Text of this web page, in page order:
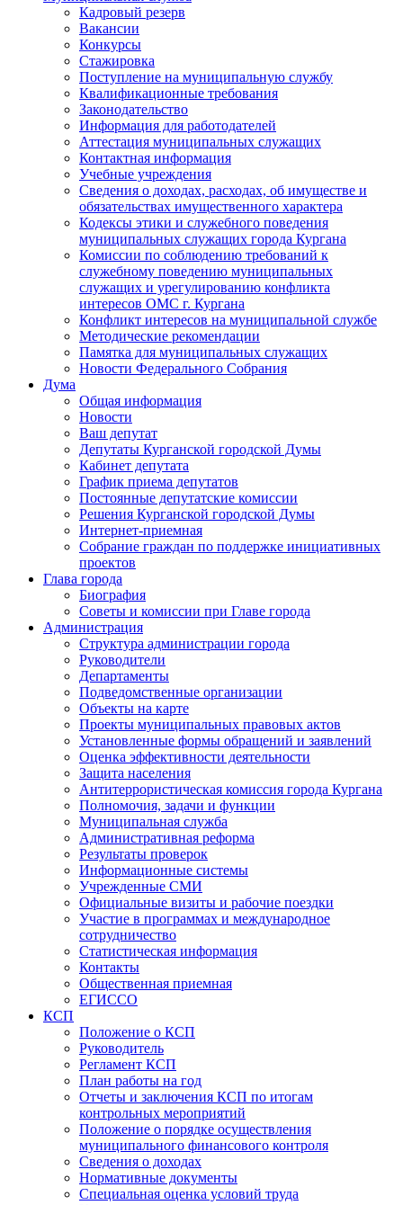
Кадровый резерв
Вакансии
Конкурсы
Стажировка
Поступление на муниципальную службу
Квалификационные требования
Законодательство
Информация для работодателей
Аттестация муниципальных служащих
Контактная информация
Учебные учреждения
Сведения о доходах, расходах, об имуществе и
обязательствах имущественного характера
Кодексы этики и служебного поведения
муниципальных служащих города Кургана
Комиссии по соблюдению требований к
служебному поведению муниципальных
служащих и урегулированию конфликта
интересов ОМС г. Кургана
Конфликт интересов на муниципальной службе
Методические рекомендации
Памятка для муниципальных служащих
Новости Федерального Cобрания
Дума
Общая информация
Новости
Ваш депутат
Депутаты Курганской городской Думы
Кабинет депутата
График приема депутатов
Постоянные депутатские комиссии
Решения Курганской городской Думы
Интернет-приемная
Собрание граждан по поддержке инициативных
проектов
Глава города
Биография
Советы и комиссии при Главе города
Администрация
Структура администрации города
Руководители
Департаменты
Подведомственные организации
Объекты на карте
Проекты муниципальных правовых актов
Установленные формы обращений и заявлений
Оценка эффективности деятельности
Защита населения
Антитеррористическая комиссия города Кургана
Полномочия, задачи и функции
Муниципальная служба
Административная реформа
Результаты проверок
Информационные системы
Учрежденные СМИ
Официальные визиты и рабочие поездки
Участие в программах и международное
сотрудничество
Статистическая информация
Контакты
Общественная приемная
ЕГИССО
КСП
Положение о КСП
Руководитель
Регламент КСП
План работы на год
Отчеты и заключения КСП по итогам
контрольных мероприятий
Положение о порядке осуществления
муниципального финансового контроля
Сведения о доходах
Нормативные документы
Специальная оценка условий труда